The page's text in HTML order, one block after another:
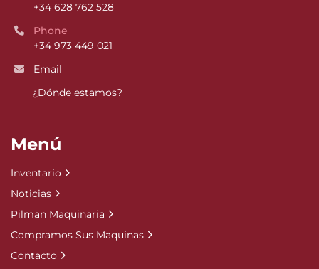
+34 628 762 528
Phone
+34 973 449 021
Email
¿Dónde estamos?
Menú
Inventario
Noticias
Pilman Maquinaria
Compramos Sus Maquinas
Contacto